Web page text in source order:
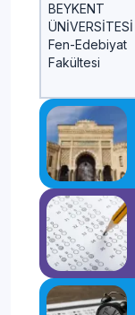
BEYKENT
ÜNİVERSİTESİ
Fen-Edebiyat
Fakültesi